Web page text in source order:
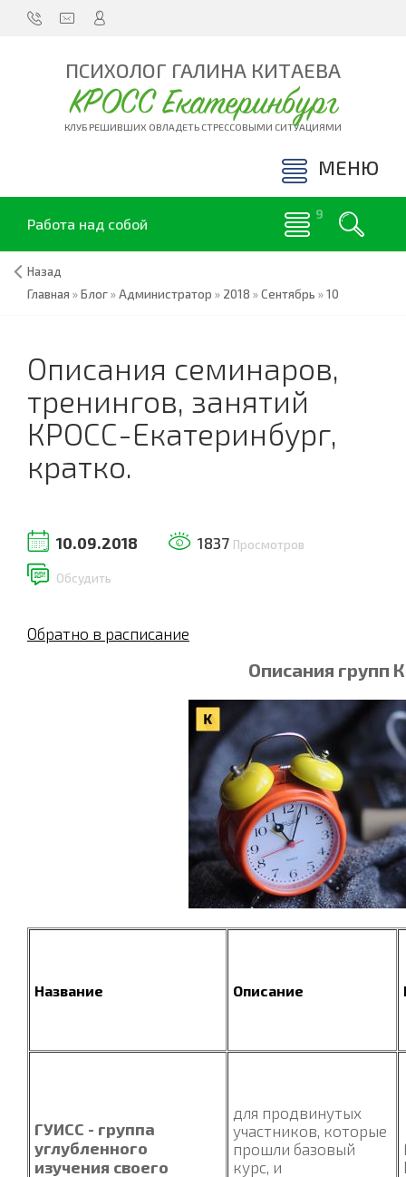
ПСИХОЛОГ ГАЛИНА КИТАЕВА
КРОСС Екатеринбург
КЛУБ РЕШИВШИХ ОВЛАДЕТЬ СТРЕССОВЫМИ СИТУАЦИЯМИ
МЕНЮ
Работа над собой
Назад
Главная »Блог»Администратор » 2018 »Сентябрь »10
Описания семинаров,
тренингов, занятий
КРОСС-Екатеринбург,
кратко.
10.09.2018 1837 Просмотров
Обсудить
Обратно в расписание
Описания групп
Название Описание
ГУИСС - группа
углубленного
изучения своего
для продвинутых
участников, которые
прошли базовый
курс, и